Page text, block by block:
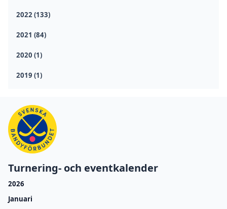
2022 (133)
2021 (84)
2020 (1)
2019 (1)
Turnering- och eventkalender
2026
Januari